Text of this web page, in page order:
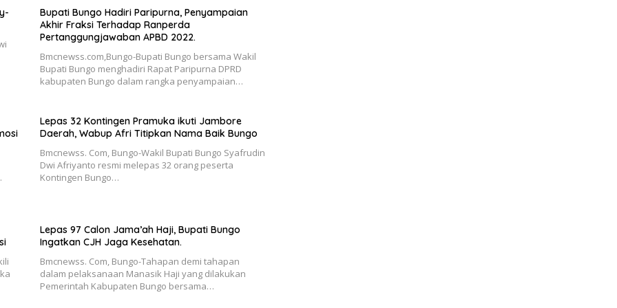
Bupati Bungo Hadiri Paripurna, Penyampaian
Akhir Fraksi Terhadap Ranperda
Pertanggungjawaban APBD 2022.
Bmcnewss.com,Bungo-Bupati Bungo bersama Wakil
Bupati Bungo menghadiri Rapat Paripurna DPRD
kabupaten Bungo dalam rangka penyampaian…
Lepas 32 Kontingen Pramuka ikuti Jambore
Daerah, Wabup Afri Titipkan Nama Baik Bungo
Bmcnewss. Com, Bungo-Wakil Bupati Bungo Syafrudin
Dwi Afriyanto resmi melepas 32 orang peserta
Kontingen Bungo…
Lepas 97 Calon Jama’ah Haji, Bupati Bungo
Ingatkan CJH Jaga Kesehatan.
Bmcnewss. Com, Bungo-Tahapan demi tahapan
dalam pelaksanaan Manasik Haji yang dilakukan
Pemerintah Kabupaten Bungo bersama…